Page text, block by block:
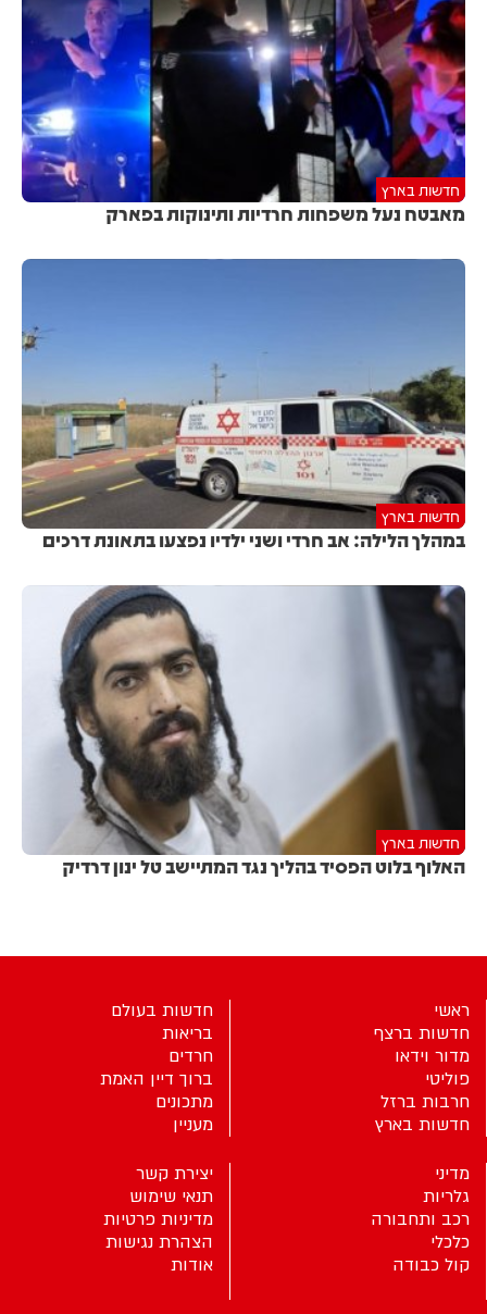
חדשות בארץ
מאבטח נעל משפחות חרדיות ותינוקות בפארק
חדשות בארץ
במהלך הלילה: אב חרדי ושני ילדיו נפצעו בתאונת דרכים
חדשות בארץ
האלוף בלוט הפסיד בהליך נגד המתיישב טל ינון דרדיק
ראשי
חדשות ברצף
מדור וידאו
פוליטי
חרבות ברזל
חדשות בארץ
חדשות בעולם
בריאות
חרדים
ברוך דיין האמת
מתכונים
מעניין
מדיני
גלריות
רכב ותחבורה
כלכלי
קול כבודה
יצירת קשר
תנאי שימוש
מדיניות פרטיות
הצהרת נגישות
אודות